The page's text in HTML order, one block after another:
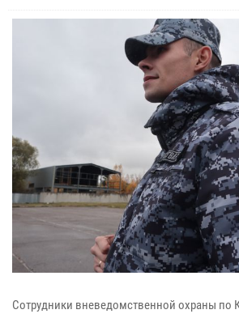
Сотрудники вневедомственной охраны по